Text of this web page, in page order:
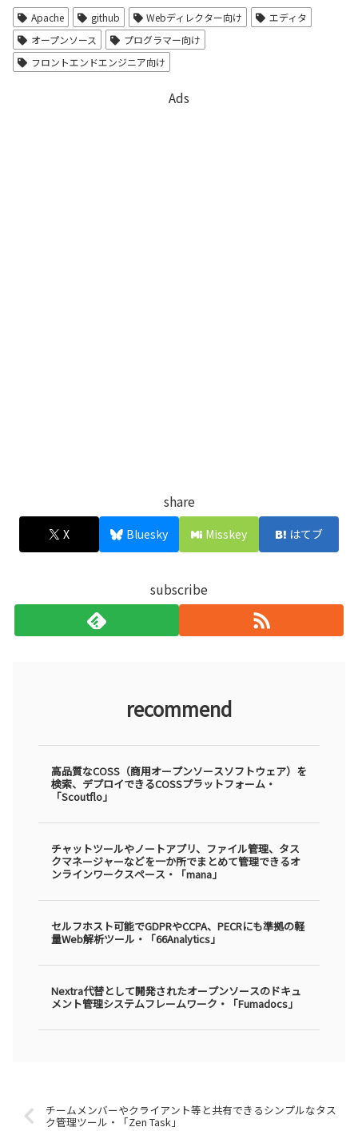
Apache github Webディレクター向け
エディタ
オープンソース
プログラマー向け
フロントエンドエンジニア向け
Ads
share
X Bluesky Misskey はてブ
subscribe
recommend
高品質なCOSS（商用オープンソースソフトウェア）を
検索、デプロイできるCOSSプラットフォーム・
「Scoutflo」
チャットツールやノートアプリ、ファイル管理、タス
クマネージャーなどを一か所でまとめて管理できるオ
ンラインワークスペース・「mana」
セルフホスト可能でGDPRやCCPA、PECRにも準拠の軽
量Web解析ツール・「66Analytics」
Nextra代替として開発されたオープンソースのドキュ
メント管理システムフレームワーク・「Fumadocs」
チームメンバーやクライアント等と共有できるシンプルなタス
ク管理ツール・「Zen Task」